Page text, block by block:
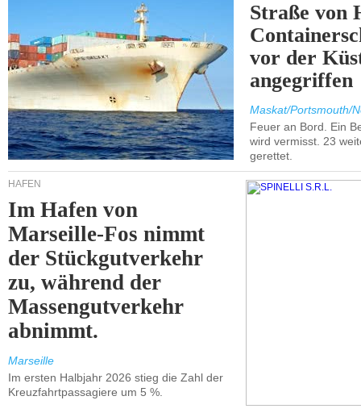
Straße von
vor der
angegriffen
Maskat/Portsmouth/
Feuer an Bord. Ein
wird vermisst. 23
gerettet.
HÄFEN
Im Hafen von
Marseille-Fos nimmt
der Stückgutverkehr
zu, während der
Massengutverkehr
abnimmt.
Marseille
Im ersten Halbjahr 2026 stieg die Zahl der
Kreuzfahrtpassagiere um 5 %.